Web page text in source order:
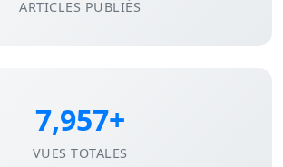
ARTICLES PUBLIÉS
7,957+
VUES TOTALES